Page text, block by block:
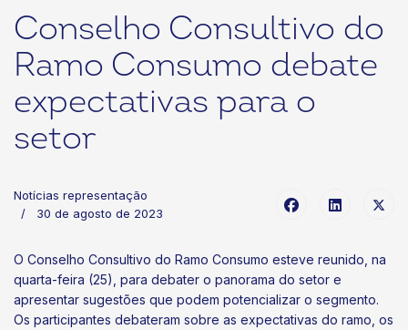
Conselho Consultivo do
Ramo Consumo debate
expectativas para o
setor
Notícias representação
30 de agosto de 2023
O Conselho Consultivo do Ramo Consumo esteve reunido, na
quarta-feira (25), para debater o panorama do setor e
apresentar sugestões que podem potencializar o segmento.
Os participantes debateram sobre as expectativas do ramo, os